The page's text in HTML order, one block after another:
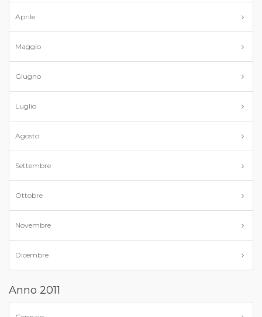
Aprile
Maggio
Giugno
Luglio
Agosto
Settembre
Ottobre
Novembre
Dicembre
Anno 2011